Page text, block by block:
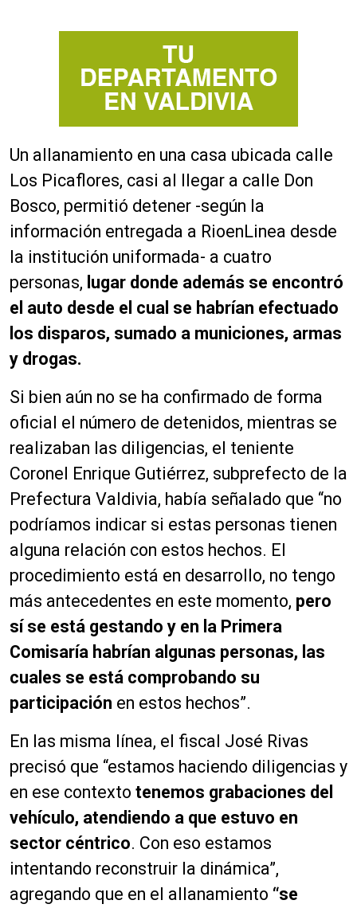
Un allanamiento en una casa ubicada calle
Los Picaflores, casi al llegar a calle Don
Bosco, permitió detener -según la
información entregada a RioenLinea desde
la institución uniformada- a cuatro
personas, lugar donde además se encontró
el auto desde el cual se habrían efectuado
los disparos, sumado a municiones, armas
y drogas.
Si bien aún no se ha confirmado de forma
oficial el número de detenidos, mientras se
realizaban las diligencias, el teniente
Coronel Enrique Gutiérrez, subprefecto de la
Prefectura Valdivia, había señalado que “no
podríamos indicar si estas personas tienen
alguna relación con estos hechos. El
procedimiento está en desarrollo, no tengo
más antecedentes en este momento, pero
sí se está gestando y en la Primera
Comisaría habrían algunas personas, las
cuales se está comprobando su
participación en estos hechos”.
En las misma línea, el fiscal José Rivas
precisó que “estamos haciendo diligencias y
en ese contexto tenemos grabaciones del
vehículo, atendiendo a que estuvo en
sector céntrico. Con eso estamos
intentando reconstruir la dinámica”,
agregando que en el allanamiento “se